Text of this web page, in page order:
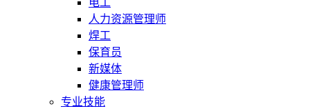
电工
人力资源管理师
焊工
保育员
新媒体
健康管理师
专业技能